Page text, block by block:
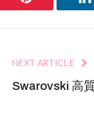
Pinterest
NEXT ARTICLE
Swarovski 高